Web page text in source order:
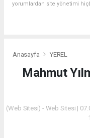
yorumlardan site yönetimi
Anasayfa YEREL
Mahmut
(Web Sitesi) - Web Sitesi |